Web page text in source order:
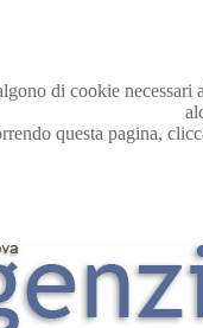
di cookie
questa pagina,